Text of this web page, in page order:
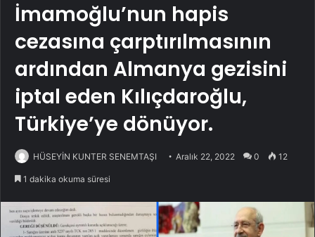
İmamoğlu’nun hapis
cezasına çarptırılmasının
ardından Almanya gezisini
iptal eden Kılıçdaroğlu,
Türkiye’ye dönüyor.
HÜSEYİN KUNTER SENEMTAŞI Aralık 22, 2022 0 12
1 dakika okuma süresi